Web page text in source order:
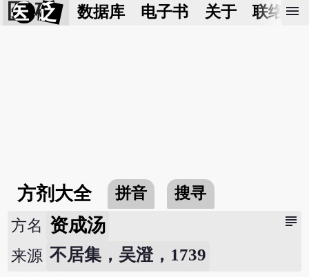
医 砭 数据库 电子书 关于 联络我
menu
方剂大全 拼音 搜寻
subject
方名 资成汤
来源 不居集，吴澄，1739